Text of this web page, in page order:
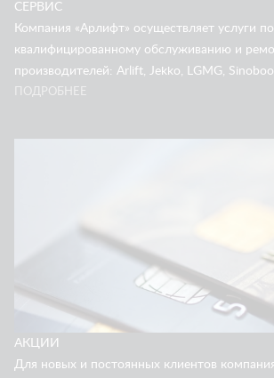
СЕРВИС
Компания «Арлифт» осуществляет услуги по
квалифицированному обслуживанию и
производителей: Arlift, Jekko, LGMG,
ПОДРОБНЕЕ
АКЦИИ
Для новых и постоянных клиентов